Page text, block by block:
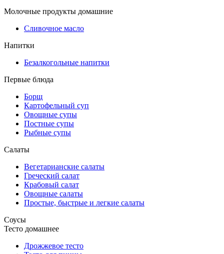
Молочные продукты домашние
Сливочное масло
Напитки
Безалкогольные напитки
Первые блюда
Борщ
Картофельный суп
Овощные супы
Постные супы
Рыбные супы
Салаты
Вегетарианские салаты
Греческий салат
Крабовый салат
Овощные салаты
Простые, быстрые и легкие салаты
Соусы
Тесто домашнее
Дрожжевое тесто